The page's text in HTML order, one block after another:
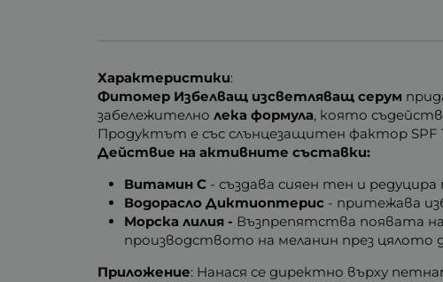
Характеристики:
Фитомер Избелващ изсветляващ серум
забележително лека формула, която
Продуктът е със слънцезащитен фактор SPF
Действие на активните съставки:
Витамин С - създава сияен тен и
Водорасло Диктиоптерис - притежава
Морска лилия - Възпрепятства появата
производството на меланин през цялото
Приложение: Нанася се директно върху